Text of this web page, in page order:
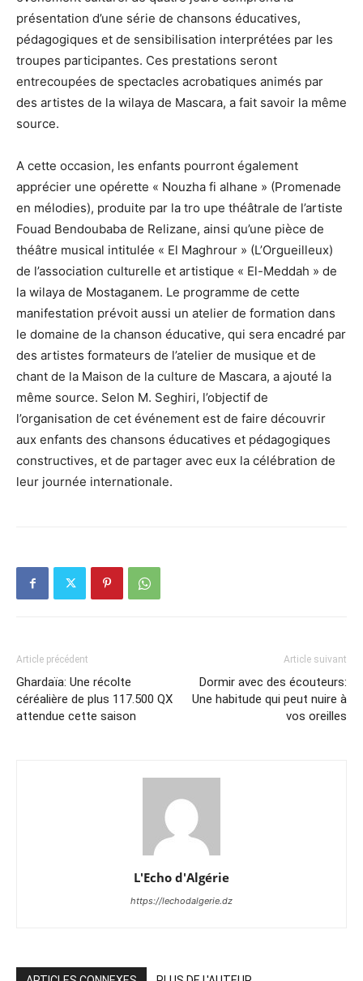
présentation d’une série de chansons éducatives,
pédagogiques et de sensibilisation interprétées par les
troupes participantes. Ces prestations seront
entrecoupées de spectacles acrobatiques animés par
des artistes de la wilaya de Mascara, a fait savoir la même
source.
A cette occasion, les enfants pourront également
apprécier une opérette « Nouzha fi alhane » (Promenade
en mélodies), produite par la tro upe théâtrale de l’artiste
Fouad Bendoubaba de Relizane, ainsi qu’une pièce de
théâtre musical intitulée « El Maghrour » (L’Orgueilleux)
de l’association culturelle et artistique « El-Meddah » de
la wilaya de Mostaganem. Le programme de cette
manifestation prévoit aussi un atelier de formation dans
le domaine de la chanson éducative, qui sera encadré par
des artistes formateurs de l’atelier de musique et de
chant de la Maison de la culture de Mascara, a ajouté la
même source. Selon M. Seghiri, l’objectif de
l’organisation de cet événement est de faire découvrir
aux enfants des chansons éducatives et pédagogiques
constructives, et de partager avec eux la célébration de
leur journée internationale.
Article précédent
Ghardaïa: Une récolte
céréalière de plus 117.500 QX
attendue cette saison
Article suivant
Dormir avec des écouteurs:
Une habitude qui peut nuire à
vos oreilles
L'Echo d'Algérie
https://lechodalgerie.dz